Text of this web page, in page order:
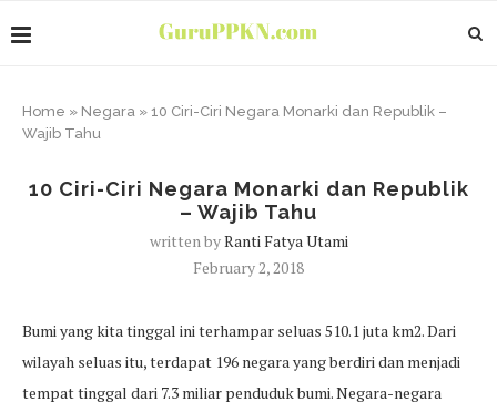
Home » Negara » 10 Ciri-Ciri Negara Monarki dan Republik –
Wajib Tahu
10 Ciri-Ciri Negara Monarki dan Republik
– Wajib Tahu
written byRanti Fatya Utami
February 2, 2018
Bumi yang kita tinggal ini terhampar seluas 510.1 juta km2. Dari
wilayah seluas itu, terdapat 196 negara yang berdiri dan menjadi
tempat tinggal dari 7.3 miliar penduduk bumi. Negara-negara